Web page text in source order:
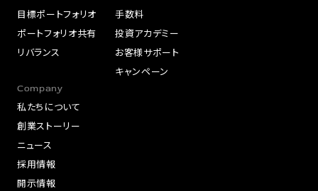
目標ポートフォリオ
ポートフォリオ共有
リバランス
手数料
投資アカデミー
お客様サポート
キャンペーン
Company
私たちについて
創業ストーリー
ニュース
採用情報
開示情報